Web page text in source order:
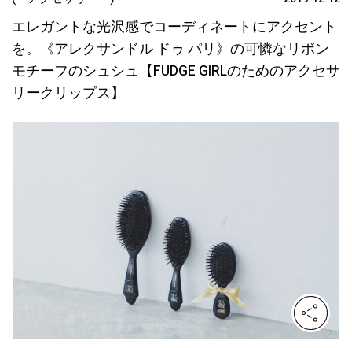
エレガントな光沢感でコーディネートにアクセント
を。《アレクサンドル ドゥ パリ》の可憐なリボン
モチーフのシュシュ【FUDGE GIRLのためのアクセサ
リークリップス】